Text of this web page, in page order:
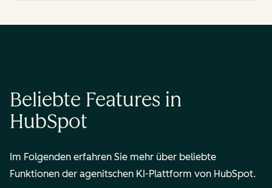
Beliebte Features in
HubSpot
Im Folgenden erfahren Sie mehr über beliebte
Funktionen der agenitschen KI-Plattform von HubSpot.